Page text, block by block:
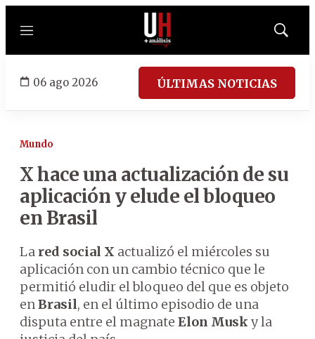
Menú
Mostrar
06 ago 2026 ÚLTIMAS NOTICIAS
Mundo
X hace una actualización de su
aplicación y elude el bloqueo
en Brasil
La red social X actualizó el miércoles su
aplicación con un cambio técnico que le
permitió eludir el bloqueo del que es objeto
enBrasil, en el último episodio de una
disputa entre el magnate Elon Musk y la